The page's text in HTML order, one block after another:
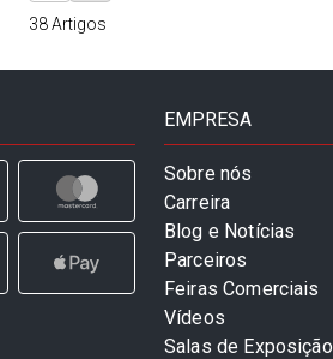
38 Artigos
EMPRESA
Sobre nós
Carreira
Blog e Notícias
Parceiros
Feiras Comerciais
Vídeos
Salas de Exposição